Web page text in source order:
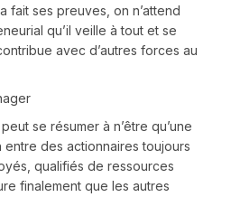
fait ses preuves, on n’attend
qu’il veille à tout et se
avec d’autres forces au
se résumer à n’être qu’une
des actionnaires toujours
qualifiés de ressources
finalement que les autres